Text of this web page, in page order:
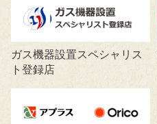
ガス機器設置スペシャリス
ト登録店